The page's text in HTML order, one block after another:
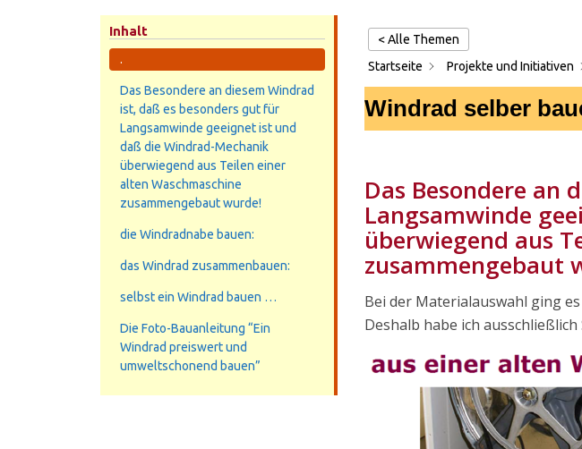
Inhalt
.
Das Besondere an diesem Windrad
ist, daß es besonders gut für
Langsamwinde geeignet ist und
daß die Windrad-Mechanik
überwiegend aus Teilen einer
alten Waschmaschine
zusammengebaut wurde!
die Windradnabe bauen:
das Windrad zusammenbauen:
selbst ein Windrad bauen …
Die Foto-Bauanleitung “Ein
Windrad preiswert und
umweltschonend bauen”
< Alle Themen
Startseite
Projekte und Initiativen
Windrad selber
Das Besondere an
Langsamwinde
überwiegend aus
zusammengebaut
Bei der Materialauswahl ging
Deshalb habe ich